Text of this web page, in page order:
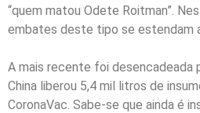
“quem matou Odete Roitman”.
embates deste tipo se estendam
A mais recente foi desencadeada
China liberou 5,4 mil litros de
CoronaVac. Sabe-se que ainda é